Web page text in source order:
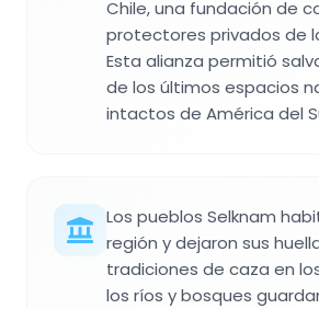
Chile, una fundación de
protectores privados de
Esta alianza permitió
de los últimos espacios
intactos de América del
Los pueblos Selknam
región y dejaron sus
tradiciones de caza en
los ríos y bosques